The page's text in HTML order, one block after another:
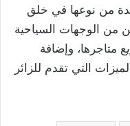
من نوعها في خلق
الوجهات السياحية
متاجرها، وإضافة
التي تقدم للزائر